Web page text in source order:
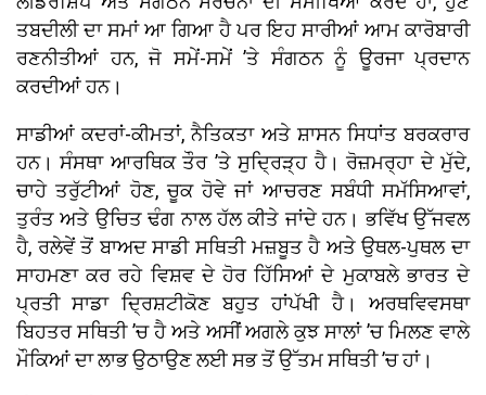
ਤਬਦੀਲੀ ਦਾ ਸਮਾਂ ਆ ਗਿਆ ਹੈ ਪਰ ਇਹ ਸਾਰੀਆਂ ਆਮ ਕਾਰੋਬਾਰੀ
ਰਣਨੀਤੀਆਂ ਹਨ, ਜੋ ਸਮੇਂ-ਸਮੇਂ ’ਤੇ ਸੰਗਠਨ ਨੂੰ ਊਰਜਾ ਪ੍ਰਦਾਨ
ਕਰਦੀਆਂ ਹਨ।
ਸਾਡੀਆਂ ਕਦਰਾਂ-ਕੀਮਤਾਂ, ਨੈਤਿਕਤਾ ਅਤੇ ਸ਼ਾਸਨ ਸਿਧਾਂਤ ਬਰਕਰਾਰ
ਹਨ। ਸੰਸਥਾ ਆਰਥਿਕ ਤੌਰ ’ਤੇ ਸੁਦ੍ਰਿੜ੍ਹ ਹੈ। ਰੋਜ਼ਮਰ੍ਹਾ ਦੇ ਮੁੱਦੇ,
ਚਾਹੇ ਤਰੁੱਟੀਆਂ ਹੋਣ, ਚੂਕ ਹੋਵੇ ਜਾਂ ਆਚਰਣ ਸਬੰਧੀ ਸਮੱਸਿਆਵਾਂ,
ਤੁਰੰਤ ਅਤੇ ਉਚਿਤ ਢੰਗ ਨਾਲ ਹੱਲ ਕੀਤੇ ਜਾਂਦੇ ਹਨ। ਭਵਿੱਖ ਉੱਜਵਲ
ਹੈ, ਰਲੇਵੇਂ ਤੋਂ ਬਾਅਦ ਸਾਡੀ ਸਥਿਤੀ ਮਜ਼ਬੂਤ ਹੈ ਅਤੇ ਉਥਲ-ਪੁਥਲ ਦਾ
ਸਾਹਮਣਾ ਕਰ ਰਹੇ ਵਿਸ਼ਵ ਦੇ ਹੋਰ ਹਿੱਸਿਆਂ ਦੇ ਮੁਕਾਬਲੇ ਭਾਰਤ ਦੇ
ਪ੍ਰਤੀ ਸਾਡਾ ਦ੍ਰਿਸ਼ਟੀਕੋਣ ਬਹੁਤ ਹਾਂਪੱਖੀ ਹੈ। ਅਰਥਵਿਵਸਥਾ
ਬਿਹਤਰ ਸਥਿਤੀ ’ਚ ਹੈ ਅਤੇ ਅਸੀਂ ਅਗਲੇ ਕੁਝ ਸਾਲਾਂ ’ਚ ਮਿਲਣ ਵਾਲੇ
ਮੌਕਿਆਂ ਦਾ ਲਾਭ ਉਠਾਉਣ ਲਈ ਸਭ ਤੋਂ ਉੱਤਮ ਸਥਿਤੀ ’ਚ ਹਾਂ।